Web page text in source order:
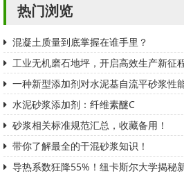
热门浏览
混凝土质量到底掌握在谁手里？
工业无机磨石地坪，开启高效生产新征
一种新型添加剂对水泥基自流平砂浆性
水泥砂浆添加剂：纤维素醚C
砂浆相关标准规范汇总，收藏备用！
带你了解最全的干混砂浆知识！
导热系数狂降55%！纽卡斯尔大学揭秘